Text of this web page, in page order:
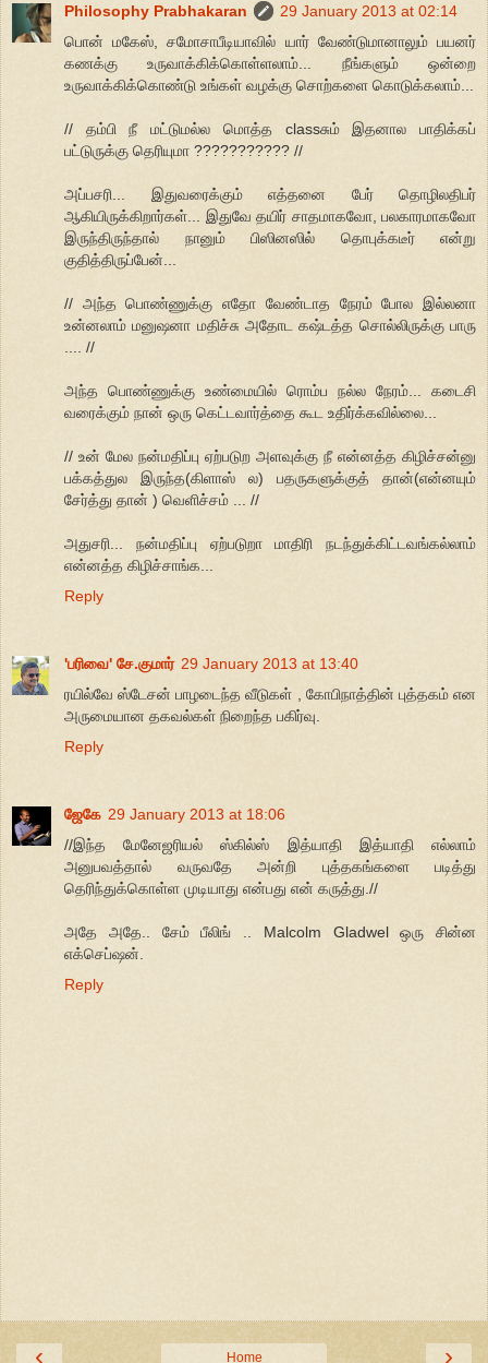
Philosophy Prabhakaran
29 January 2013 at 02:14
பொன் மகேஸ், சமோசாபீடியாவில் யார் வேண்டுமானாலும் பயனர்
கணக்கு உருவாக்கிக்கொள்ளலாம்... நீங்களும் ஒன்றை
உருவாக்கிக்கொண்டு உங்கள் வழக்கு சொற்களை கொடுக்கலாம்...
// தம்பி நீ மட்டுமல்ல மொத்த classசும் இதனால பாதிக்கப்
பட்டுருக்கு தெரியுமா ??????????? //
அப்பசரி... இதுவரைக்கும் எத்தனை பேர் தொழிலதிபர்
ஆகியிருக்கிறார்கள்... இதுவே தயிர் சாதமாகவோ, பலகாரமாகவோ
இருந்திருந்தால் நானும் பிஸினஸில் தொபுக்கடீர் என்று
குதித்திருப்பேன்...
// அந்த பொண்ணுக்கு எதோ வேண்டாத நேரம் போல இல்லனா
உன்னலாம் மனுஷனா மதிச்சு அதோட கஷ்டத்த சொல்லிருக்கு பாரு
.... //
அந்த பொண்ணுக்கு உண்மையில் ரொம்ப நல்ல நேரம்... கடைசி
வரைக்கும் நான் ஒரு கெட்டவார்த்தை கூட உதிர்க்கவில்லை...
// உன் மேல நன்மதிப்பு ஏற்படுற அளவுக்கு நீ என்னத்த கிழிச்சன்னு
பக்கத்துல இருந்த(கிளாஸ் ல) பதருகளுக்குத் தான்(என்னயும்
சேர்த்து தான் ) வெளிச்சம் ... //
அதுசரி... நன்மதிப்பு ஏற்படுறா மாதிரி நடந்துக்கிட்டவங்கல்லாம்
என்னத்த கிழிச்சாங்க...
Reply
'பரிவை' சே.குமார் 29 January 2013 at 13:40
ரயில்வே ஸ்டேசன் பாழடைந்த வீடுகள் , கோபிநாத்தின் புத்தகம் என
அருமையான தகவல்கள் நிறைந்த பகிர்வு.
Reply
ஜேகே 29 January 2013 at 18:06
//இந்த மேனேஜரியல் ஸ்கில்ஸ் இத்யாதி இத்யாதி எல்லாம்
அனுபவத்தால் வருவதே அன்றி புத்தகங்களை படித்து
தெரிந்துக்கொள்ள முடியாது என்பது என் கருத்து.//
அதே அதே.. சேம் பீலிங் .. Malcolm Gladwel ஒரு சின்ன
எக்செப்ஷன்.
Reply
‹ ›
Home